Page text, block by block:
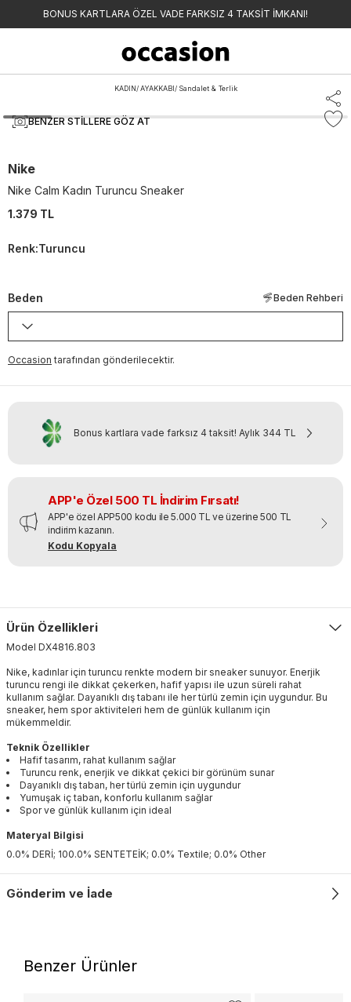
BONUS KARTLARA ÖZEL VADE FARKSIZ 4 TAKSİT İMKANI!
KADIN/ AYAKKABI/ Sandalet & Terlik
BENZER STILLERE GÖZ AT
Nike
Nike Calm Kadın Turuncu Sneaker
1.379 TL
Renk:Turuncu
Beden Beden Rehberi
Occasion tarafından gönderilecektir.
Bonus kartlara vade farksız 4 taksit! Aylık 344 TL
APP'e Özel 500 TL İndirim Fırsatı!
APP'e özel APP500 kodu ile 5.000 TL ve üzerine 500 TL
indirim kazanın.
Kodu Kopyala
Ürün Özellikleri
Model DX4816.803
Nike, kadınlar için turuncu renkte modern bir sneaker sunuyor. Enerjik
turuncu rengi ile dikkat çekerken, hafif yapısı ile uzun süreli rahat
kullanım sağlar. Dayanıklı dış tabanı ile her türlü zemin için uygundur. Bu
sneaker, hem spor aktiviteleri hem de günlük kullanım için
mükemmeldir.
Teknik Özellikler
Hafif tasarım, rahat kullanım sağlar
Turuncu renk, enerjik ve dikkat çekici bir görünüm sunar
Dayanıklı dış taban, her türlü zemin için uygundur
Yumuşak iç taban, konforlu kullanım sağlar
Spor ve günlük kullanım için ideal
Materyal Bilgisi
0.0% DERİ; 100.0% SENTETEİK; 0.0% Textile; 0.0% Other
Gönderim ve İade
Benzer Ürünler